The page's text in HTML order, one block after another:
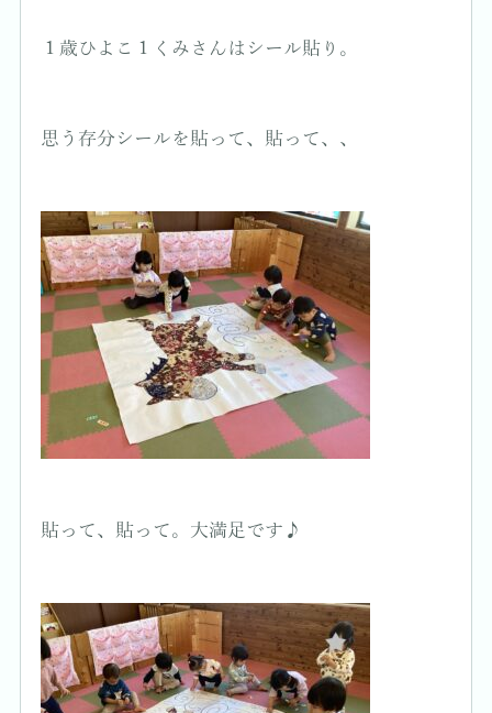
１歳ひよこ１くみさんはシール貼り。
思う存分シールを貼って、貼って、、
貼って、貼って。大満足です♪